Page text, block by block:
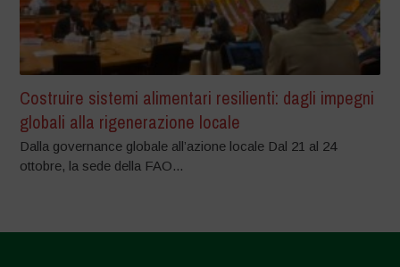
Costruire sistemi alimentari resilienti: dagli impegni
globali alla rigenerazione locale
Dalla governance globale all’azione locale Dal 21 al 24
ottobre, la sede della FAO...